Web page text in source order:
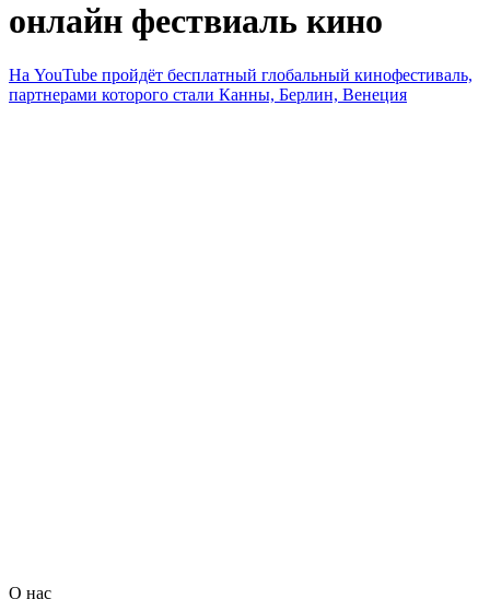
онлайн фествиаль кино
На YouTube пройдёт бесплатный глобальный кинофестиваль,
партнерами которого стали Канны, Берлин, Венеция
О нас